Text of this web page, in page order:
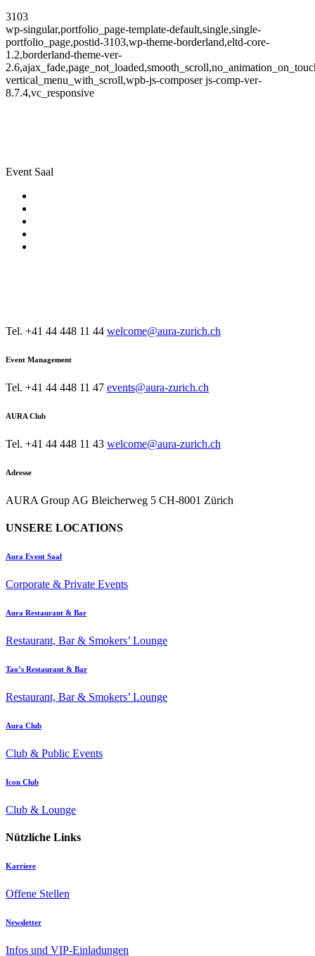
3103
wp-singular,portfolio_page-template-default,single,single-
portfolio_page,postid-3103,wp-theme-borderland,eltd-core-
1.2,borderland-theme-ver-
vertical_menu_with_scroll,wpb-js-composer js-comp-ver-
8.7.4,vc_responsive
Event Saal
Tel. +41 44 448 11 44 welcome@aura-zurich.ch
Event Management
Tel. +41 44 448 11 47 events@aura-zurich.ch
AURA Club
Tel. +41 44 448 11 43 welcome@aura-zurich.ch
Adresse
AURA Group AG Bleicherweg 5 CH-8001 Zürich
UNSERE LOCATIONS
Aura Event Saal
Corporate & Private Events
Aura Restaurant & Bar
Restaurant, Bar & Smokers’ Lounge
Tao’s Restaurant & Bar
Restaurant, Bar & Smokers’ Lounge
Aura Club
Club & Public Events
Icon Club
Club & Lounge
Nützliche Links
Karriere
Offene Stellen
Newsletter
Infos und VIP-Einladungen